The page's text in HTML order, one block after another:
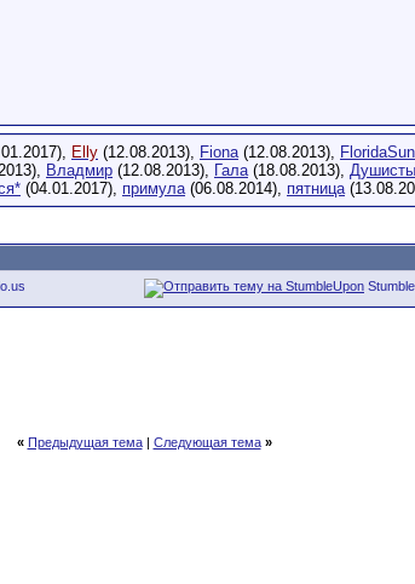
Elly (12.08.2013), Fiona(12.08.2013),
Владмир (12.08.2013), Гала(18.08.2013),
(04.01.2017), примула(06.08.2014), пятница
« Предыдущая тема| Следующая тема »